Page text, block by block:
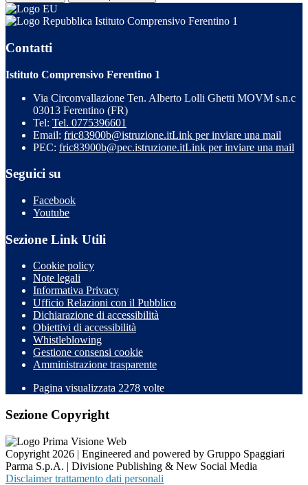
Istituto Comprensivo Ferentino 1
Contatti
Istituto Comprensivo Ferentino 1
Via Circonvallazione Ten. Alberto Lolli Ghetti MOVM s.n.c
03013 Ferentino (FR)
Tel: Tel. 0775396601
Email: fric83900b@istruzione.itLink per inviare una mail
PEC: fric83900b@pec.istruzione.itLink per inviare una mail
Seguici su
Facebook
Youtube
Sezione Link Utili
Cookie policy
Note legali
Informativa Privacy
Ufficio Relazioni con il Pubblico
Dichiarazione di accessibilità
Obiettivi di accessibilità
Whistleblowing
Gestione consensi cookie
Amministrazione trasparente
Pagina visualizzata 2278 volte
Sezione Copyright
Copyright 2026 | Engineered and powered by Gruppo Spaggiari
Parma S.p.A. | Divisione Publishing & New Social Media
Disclaimer trattamento dati personali